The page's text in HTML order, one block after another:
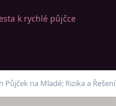
k rychlé půjčce
Půjček na Mladé: Rizika a Řešení